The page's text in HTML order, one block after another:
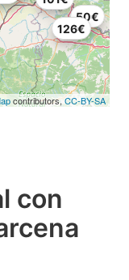
50€
126€
contributors,CC-BY-SA
con